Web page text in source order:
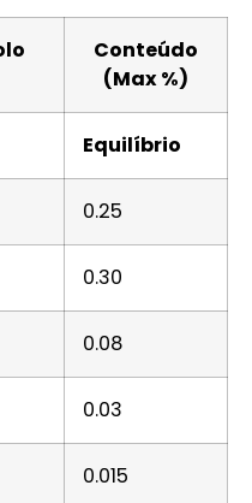
Conteúdo
(Max %)
Equilíbrio
0.25
0.30
0.08
0.03
0.015